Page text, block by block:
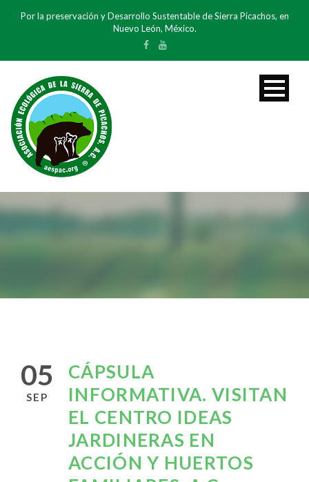
Por la preservación y Desarrollo Sustentable de Sierra Picachos, en
Nuevo León, México.
05
SEP
CÁPSULA
INFORMATIVA. VISITAN
EL CENTRO IDEAS
JARDINERAS EN
ACCIÓN Y HUERTOS